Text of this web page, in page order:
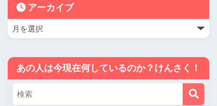
アーカイブ
あの人は今現在何しているのか？けんさく！